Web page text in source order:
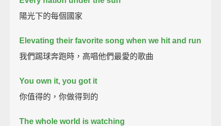
陽光下的每個國家
Elevating their favorite song when we hit and run
我們踢球奔跑時，高唱他們最愛的歌曲
You own it, you got it
你值得的，你做得到的
The whole world is watching